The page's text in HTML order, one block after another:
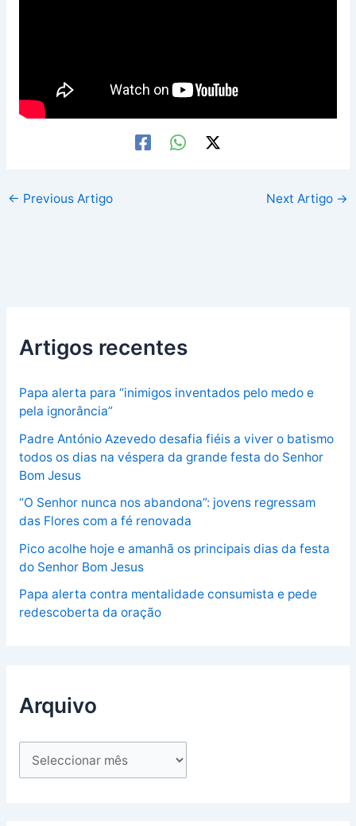
← Previous Artigo Next Artigo →
Artigos recentes
Papa alerta para “inimigos inventados pelo medo e
pela ignorância”
Padre António Azevedo desafia fiéis a viver o batismo
todos os dias na véspera da grande festa do Senhor
Bom Jesus
“O Senhor nunca nos abandona”: jovens regressam
das Flores com a fé renovada
Pico acolhe hoje e amanhã os principais dias da festa
do Senhor Bom Jesus
Papa alerta contra mentalidade consumista e pede
redescoberta da oração
Arquivo